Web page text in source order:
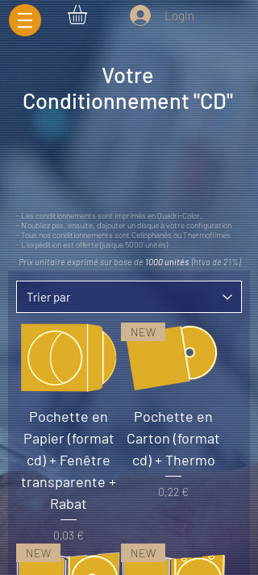
LogIn
Votre
Conditionnement "CD"
- Les conditionnements sont imprimés en Quadri-Color.
- N'oubliez pas, ensuite, d'ajouter un disque à votre configuration
- Tous nos conditionnements sont Cellophanés ou Thermofilmés
- L'expédition est offerte (jusque 5000 unités)
Prix unitaire exprimé sur base de 1000 unités (htva de 21%)
Pochette en
Papier (format
cd) + Fenêtre
transparente +
Rabat
Prix
0,03 €
NEW
Pochette en
Carton (format
cd) + Thermo
Prix
0,22 €
NEW NEW